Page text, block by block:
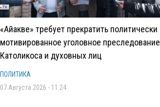
«Айакве» требует прекратить политически
мотивированное уголовное преследование
Католикоса и духовных лиц
ПОЛИТИКА
07 Августа 2026 - 11:24